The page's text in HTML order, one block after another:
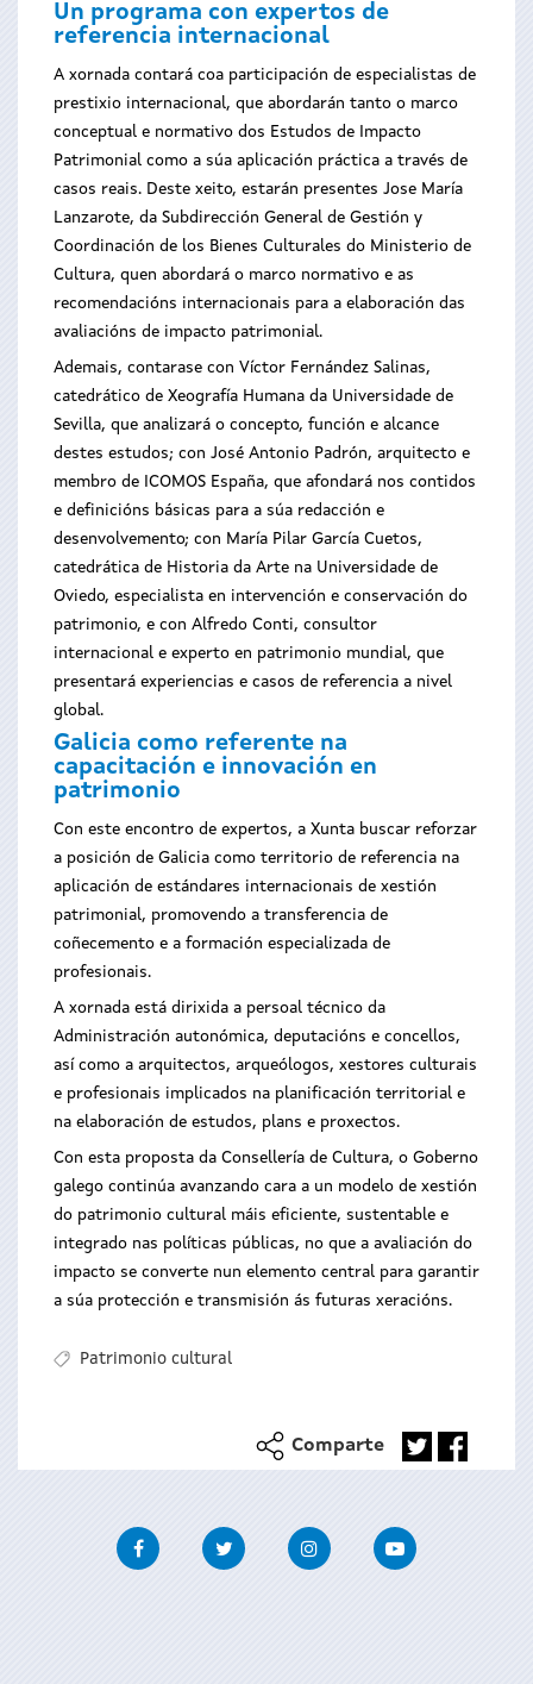
Un programa con expertos de
referencia internacional
A xornada contará coa participación de especialistas de
prestixio internacional, que abordarán tanto o marco
conceptual e normativo dos Estudos de Impacto
Patrimonial como a súa aplicación práctica a través de
casos reais. Deste xeito, estarán presentes Jose María
Lanzarote, da Subdirección General de Gestión y
Coordinación de los Bienes Culturales do Ministerio de
Cultura, quen abordará o marco normativo e as
recomendacións internacionais para a elaboración das
avaliacións de impacto patrimonial.
Ademais, contarase con Víctor Fernández Salinas,
catedrático de Xeografía Humana da Universidade de
Sevilla, que analizará o concepto, función e alcance
destes estudos; con José Antonio Padrón, arquitecto e
membro de ICOMOS España, que afondará nos contidos
e definicións básicas para a súa redacción e
desenvolvemento; con María Pilar García Cuetos,
catedrática de Historia da Arte na Universidade de
Oviedo, especialista en intervención e conservación do
patrimonio, e con Alfredo Conti, consultor
internacional e experto en patrimonio mundial, que
presentará experiencias e casos de referencia a nivel
global.
Galicia como referente na
capacitación e innovación en
patrimonio
Con este encontro de expertos, a Xunta buscar reforzar
a posición de Galicia como territorio de referencia na
aplicación de estándares internacionais de xestión
patrimonial, promovendo a transferencia de
coñecemento e a formación especializada de
profesionais.
A xornada está dirixida a persoal técnico da
Administración autonómica, deputacións e concellos,
así como a arquitectos, arqueólogos, xestores culturais
e profesionais implicados na planificación territorial e
na elaboración de estudos, plans e proxectos.
Con esta proposta da Consellería de Cultura, o Goberno
galego continúa avanzando cara a un modelo de xestión
do patrimonio cultural máis eficiente, sustentable e
integrado nas políticas públicas, no que a avaliación do
impacto se converte nun elemento central para garantir
a súa protección e transmisión ás futuras xeracións.
Patrimonio cultural
Comparte
FacebookTwitter InstagramYoutube